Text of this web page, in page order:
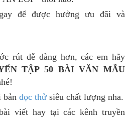
để được hưởng ưu đãi và
rút dễ dàng hơn, các em hãy
TẬP 50 BÀI VĂN MẪU
bản đọc thửsiêu chất lượng nha.
viết hay tại các kênh truyền